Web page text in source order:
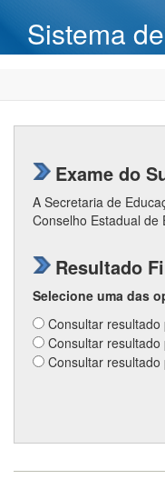
Sistema
Exame do
A Secretaria de
Conselho Estadual de
Resultado
Selecione uma das
Consultar
Consultar
Consultar